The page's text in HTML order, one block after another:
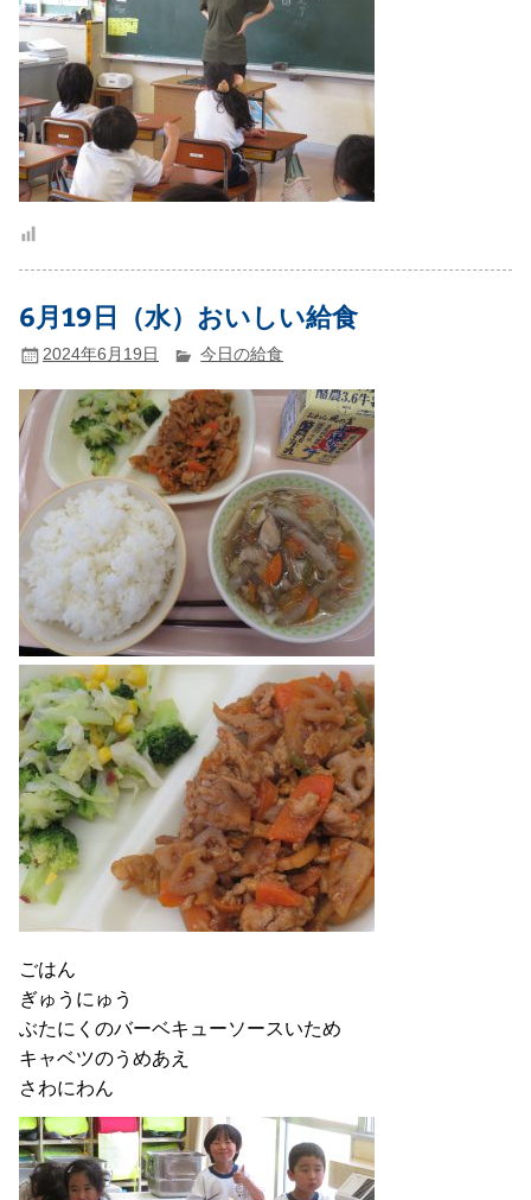
6月19日（水）おいしい給食
2024年6月19日 今日の給食
ごはん
ぎゅうにゅう
ぶたにくのバーベキューソースいため
キャベツのうめあえ
さわにわん